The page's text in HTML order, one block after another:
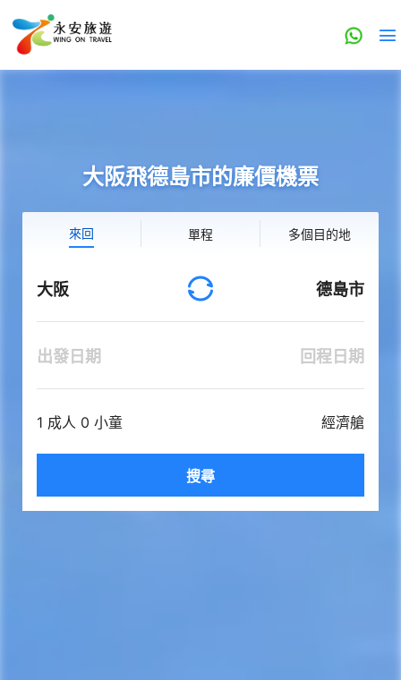
大阪飛德島市的廉價機票
來回 單程 多個目的地
大阪 德島市
出發日期 回程日期
1 成人 0 小童 經濟艙
搜尋